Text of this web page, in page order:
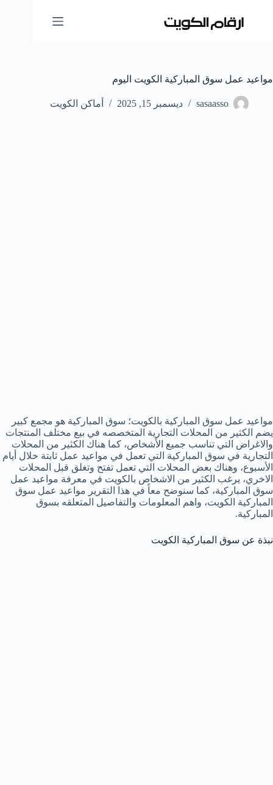
المحتوى
مواعيد عمل سوق المباركية الكويت اليوم
sasaasso ديسمبر 15, 2025 أماكن الكويت
مواعيد عمل سوق المباركية بالكويت؛ سوق المباركية هو مجمع كبير
يضم الكثير من المحلات التجارية المتخصصه في بيع مختلف المنتجات
والاغراض التي تناسب جميع الأشخاص، كما هناك الكثير من المحلات
التجارية في سوق المباركية التي تعمل في مواعيد عمل ثابتة خلال أيام
الأسبوع، وهناك بعض المحلات التي تعمل تفتح وتغلق قبل المحلات
الاخري، يرغب الكثير من الاشخاص بالكويت في معرفة مواعيد عمل
سوق المباركية، كما سنوضح معاً في هذا التقرير مواعيد عمل سوق
المباركية الكويت، واهم المعلومات والتفاصيل المتعلقه بسوق
المباركية.
نبذة عن سوق المباركية الكويت